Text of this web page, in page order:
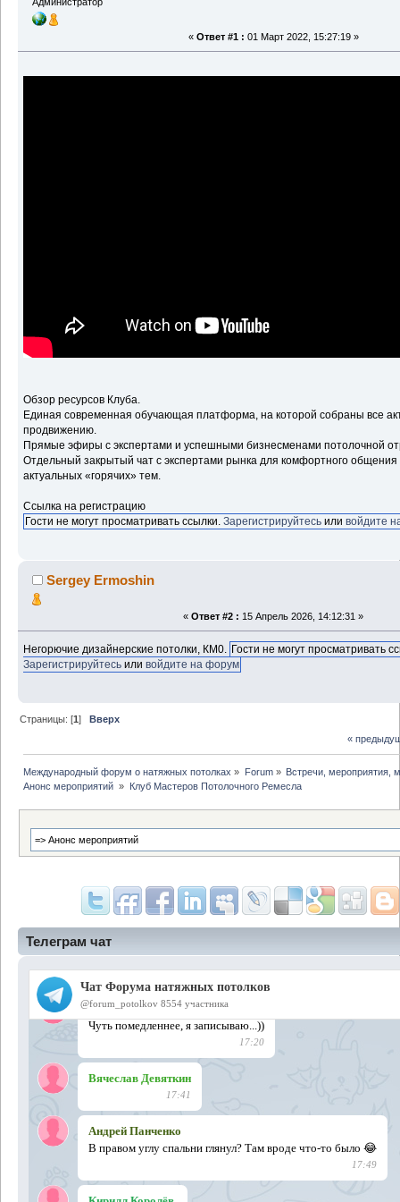
Телеграм чат
« Ответ #1 : 01 Март 2022, 15:27:19 »
Обзор ресурсов Клуба.
Единая современная обучающая платформа, на которой собраны все
продвижению.
Прямые эфиры с экспертами и успешными бизнесменами потолочной
Отдельный закрытый чат с экспертами рынка для комфортного
актуальных «горячих» тем.
Ссылка на регистрацию
Гости не могут просматривать ссылки.Зарегистрируйтесь иливойдите
Sergey Ermoshin
« Ответ #2 : 15 Апрель 2026, 14:12:31 »
Негорючие дизайнерские потолки, КМ0. Гости не могут просматривать
Зарегистрируйтесь иливойдите на форум
Страницы: [1]
Вверх
«
Международный форум о натяжных потолках » Forum»
Встречи, мероприятия,
Анонс мероприятий » Клуб Мастеров Потолочного Ремесла